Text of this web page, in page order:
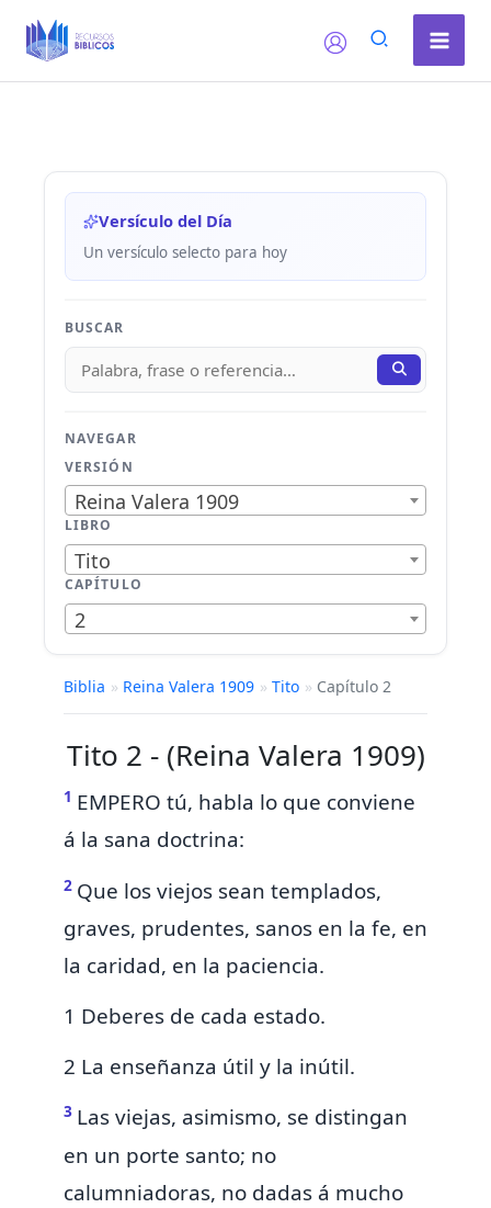
Versículo del Día
Un versículo selecto para hoy
BUSCAR
NAVEGAR
VERSIÓN
Reina Valera 1909
LIBRO
Tito
CAPÍTULO
2
Biblia » Reina Valera 1909 » Tito » Capítulo 2
Tito 2 - (Reina Valera 1909)
1 EMPERO tú, habla lo que conviene
á la sana doctrina:
2 Que los viejos sean templados,
graves, prudentes, sanos en la fe, en
la caridad, en la paciencia.
1 Deberes de cada estado.
2 La enseñanza útil y la inútil.
3 Las viejas, asimismo, se distingan
en un porte santo; no
calumniadoras, no dadas á mucho